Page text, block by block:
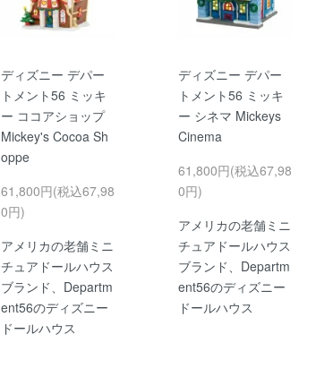
ディズニー デパー
トメント56 ミッキ
ー ココアショップ
Mickey's Cocoa Sh
oppe
61,800円(税込67,98
0円)
アメリカの老舗ミニ
チュアドールハウス
ブランド、Departm
ent56のディズニー
ドールハウス
ディズニー デパー
トメント56 ミッキ
ー シネマ Mickeys
Cinema
61,800円(税込67,98
0円)
アメリカの老舗ミニ
チュアドールハウス
ブランド、Departm
ent56のディズニー
ドールハウス